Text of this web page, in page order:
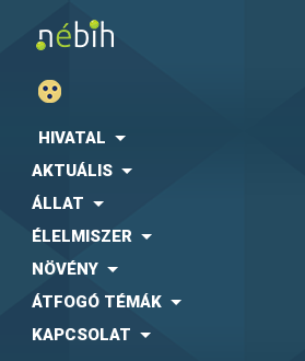
HIVATAL
AKTUÁLIS
ÁLLAT
ÉLELMISZER
NÖVÉNY
ÁTFOGÓ TÉMÁK
KAPCSOLAT